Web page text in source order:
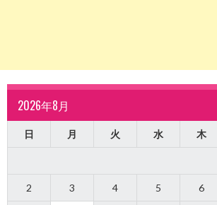
2026年8月
日 月 火 水 木
2 3 4 5 6